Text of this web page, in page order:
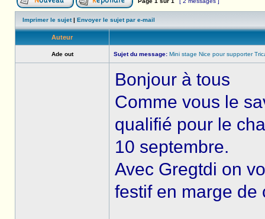
Imprimer le sujet| Envoyer le sujet par e-mail
Auteur
Ade out Sujet du message: Mini stage Nice pour supporter
Bonjour à tous
Comme vous le
qualifié pour le
10 septembre.
Avec Gregtdi on
festif en marge de